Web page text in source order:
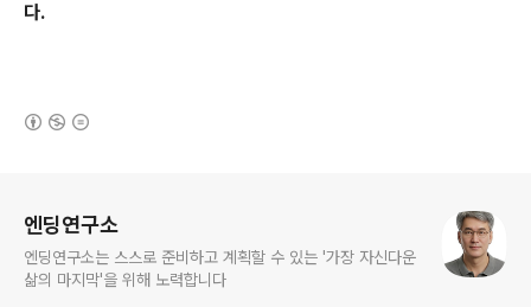
다.
엔딩연구소
엔딩연구소는 스스로 준비하고 계획할 수 있는 '가장 자신다운
삶의 마지막'을 위해 노력합니다